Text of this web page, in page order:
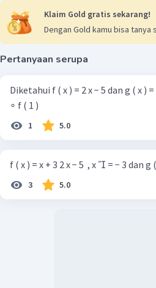
Klaim Gold gratis sekarang!
Dengan Gold kamu bisa tanya
Pertanyaan serupa
Diketahui f ( x ) = 2 x − 5 dan g ( x ) = 1 − 2 x
∘ f ( 1 )
1 5.0
f ( x ) = x + 3 2 x − 5 ​ , x  = − 3 dan g
3 5.0